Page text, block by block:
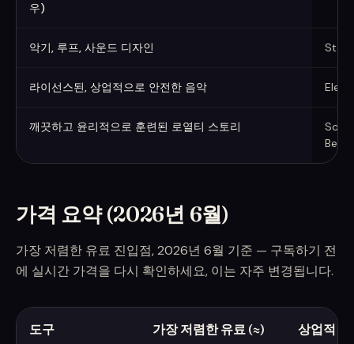
우)
악기, 루프, 사운드 디자인
라이선스된, 상업적으로 안전한 음악
깨끗하고 윤리적으로 훈련된 로열티 스토리
가격 요약 (2026년 6월)
가장 저렴한 유료 진입점, 2026년 6월 기준 — 구독하기 전
에 실시간 가격을 다시 확인하세요, 이는 자주 변경됩니다.
도구 가장 저렴한 유료 (≈) 상업적 사